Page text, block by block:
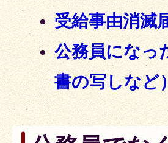
受給事由消滅
公務員になっ
書の写しなど